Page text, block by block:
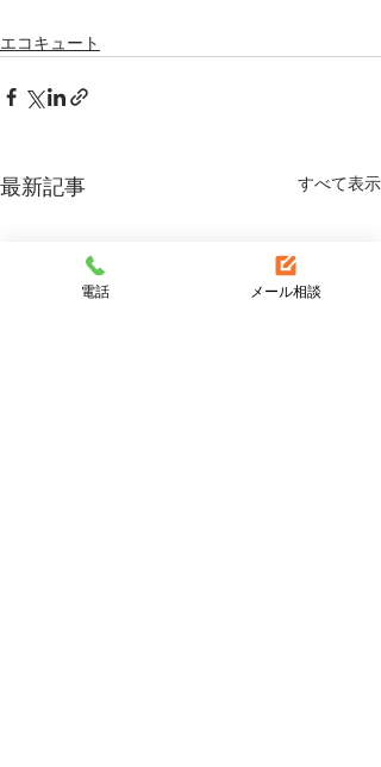
エコキュート
最新記事 すべて表示
電話 メール相談